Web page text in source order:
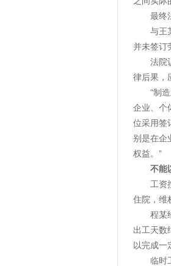
最终
与王
并未签订
法院
律后果，
“制
企业、个
位采用签
别是在企
权益。”
不能
工资
住院，维
程某
出工天数
以完成一
临时